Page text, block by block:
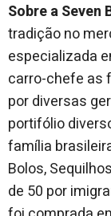
Sobre a Seven
tradição no
especializada
carro-chefe as
por diversas
portifólio
família
Bolos,
de 50 por